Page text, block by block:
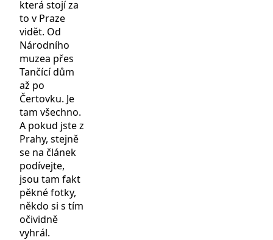
která stojí za
to v Praze
vidět. Od
Národního
muzea přes
Tančící dům
až po
Čertovku. Je
tam všechno.
A pokud jste z
Prahy, stejně
se na článek
podívejte,
jsou tam fakt
pěkné fotky,
někdo si s tím
očividně
vyhrál.